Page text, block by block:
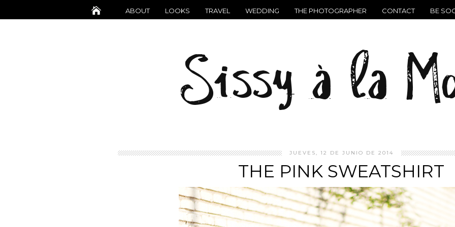
ABOUT LOOKS TRAVEL WEDDING THE PHOTOGRAPHER CONTACT BE
JUEVES, 12 DE JUNIO DE 2014
THE PINK SWEATSHIRT